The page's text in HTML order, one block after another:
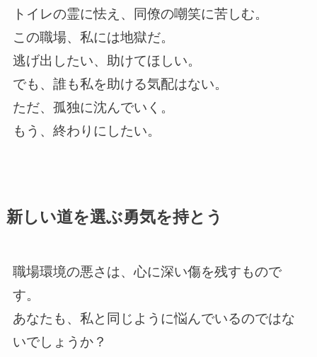
トイレの霊に怯え、同僚の嘲笑に苦しむ。
この職場、私には地獄だ。
逃げ出したい、助けてほしい。
でも、誰も私を助ける気配はない。
ただ、孤独に沈んでいく。
もう、終わりにしたい。
新しい道を選ぶ勇気を持とう
職場環境の悪さは、心に深い傷を残すもので
す。
あなたも、私と同じように悩んでいるのではな
いでしょうか？